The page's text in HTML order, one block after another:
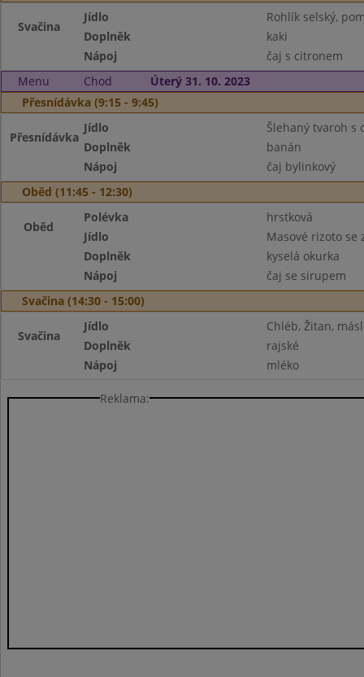
Svačina
Jídlo
Rohlík selský,
Doplněk
kaki
Nápoj
čaj s citronem
Menu
Chod
Úterý 31. 10. 2023
Přesnídávka (9:15 - 9:45)
Přesnídávka
Jídlo
Šlehaný tvaroh s
Doplněk
banán
Nápoj
čaj bylinkový
Oběd (11:45 - 12:30)
Oběd
Polévka
hrstková
Jídlo
Masové rizoto se
Doplněk
kyselá okurka
Nápoj
čaj se sirupem
Svačina (14:30 - 15:00)
Svačina
Jídlo
Chléb, Žitan,
Doplněk
rajské
Nápoj
mléko
Reklama: